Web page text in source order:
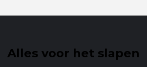
Alles voor het slapen